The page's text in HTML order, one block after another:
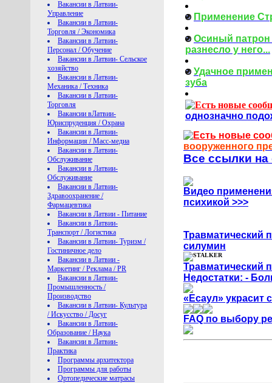
Вакансии в Латвии-
Управление
Вакансии в Латвии-
Торговля / Экономика
Вакансии в Латвии-
Персонал / Обучение
Вакансии в Латвии- Сельское
хозяйство
Вакансии в Латвии-
Механика / Техника
Вакансии в Латвии-
Торговля
Вакансии вЛатвии-
Юриспруденция / Охрана
Вакансии в Латвии-
Информация / Mасс-медиа
Вакансии в Латвии-
Обслуживание
Вакансии в Латвии-
Обслуживание
Вакансии в Латвии-
Здравоохранение /
Фармацевтика
Вакансии в Латвии - Питание
Вакансии в Латвии-
Транспорт / Логистика
Вакансии в Латвии- Туризм /
Гостиничное дело
Вакансии в Латвии -
Маркетинг / Реклама / PR
Вакансии в Латвии-
Промышленность /
Производство
Вакансии в Латвии- Культура
/ Искусство / Досуг
Вакансии в Латвии-
Образование / Наука
Вакансии в Латвии-
Практика
Программы архитектора
Программы для работы
Ортопедические матрасы
Применение
Осиный патрон
разнесло у него...
Удачное
зуба
однозначно
вооруженного
Все ссылки на
Видео применени
психикой >>>
Травматический
силумин
Травматический
Недостатки: -
«Есаул»
FAQ по выбору